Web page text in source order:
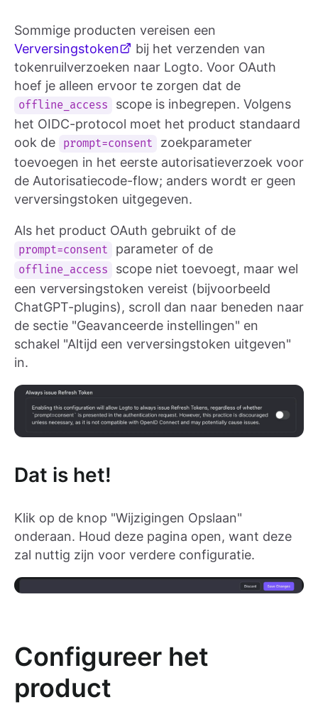
Sommige producten vereisen een
Verversingstoken
bij het verzenden van
tokenruilverzoeken naar Logto. Voor OAuth
hoef je alleen ervoor te zorgen dat de
offline_access
scope is inbegrepen. Volgens
het OIDC-protocol moet het product standaard
ook de
prompt=consent
zoekparameter
toevoegen in het eerste autorisatieverzoek voor
de Autorisatiecode-flow; anders wordt er geen
verversingstoken uitgegeven.
Als het product OAuth gebruikt of de
prompt=consent parameter of de
offline_access
scope niet toevoegt, maar wel
een verversingstoken vereist (bijvoorbeeld
ChatGPT-plugins), scroll dan naar beneden naar
de sectie "Geavanceerde instellingen" en
schakel "Altijd een verversingstoken uitgeven"
in.
Dat is het!
Klik op de knop "Wijzigingen Opslaan"
onderaan. Houd deze pagina open, want deze
zal nuttig zijn voor verdere configuratie.
Configureer het
product